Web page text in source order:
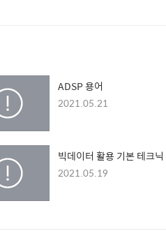
ADSP 용어
2021.05.21
빅데이터 활용 기본 테크닉
2021.05.19